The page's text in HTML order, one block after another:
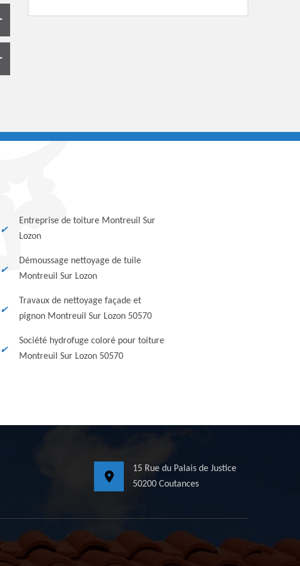
Entreprise de toiture Montreuil Sur
Lozon
Démoussage nettoyage de tuile
Montreuil Sur Lozon
Travaux de nettoyage façade et
pignon Montreuil Sur Lozon 50570
Société hydrofuge coloré pour toiture
Montreuil Sur Lozon 50570
15 Rue du Palais de Justice
50200 Coutances